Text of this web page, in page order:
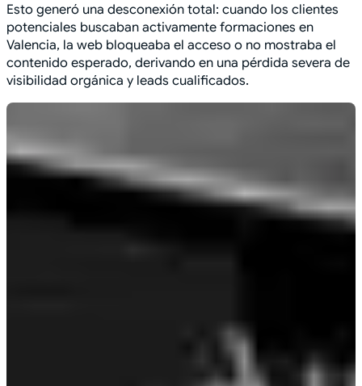
Esto generó una desconexión total: cuando los clientes
potenciales buscaban activamente formaciones en
Valencia, la web bloqueaba el acceso o no mostraba el
contenido esperado, derivando en una pérdida severa de
visibilidad orgánica y leads cualificados.